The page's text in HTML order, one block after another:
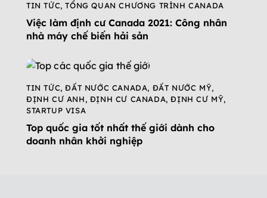
TIN TỨC,TỔNG QUAN CHƯƠNG TRÌNH CANADA
Việc làm định cư Canada 2021: Công nhân
nhà máy chế biến hải sản
TIN TỨC,ĐẤT NƯỚC CANADA, ĐẤT NƯỚC MỸ,
ĐỊNH CƯ ANH, ĐỊNH CƯ CANADA,ĐỊNH CƯ MỸ,
STARTUP VISA
Top quốc gia tốt nhất thế giới dành cho
doanh nhân khởi nghiệp